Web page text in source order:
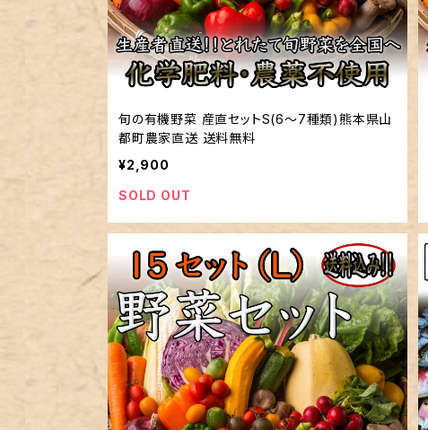
旬の有機野菜 産直セットS(6～7種類)熊本県山
都町農家直送 送料無料
¥2,900
SOLD OUT